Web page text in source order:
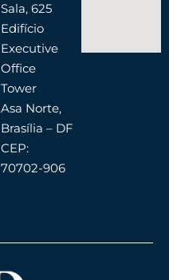
Sala, 625
Edifício
Executive
Office
Tower
Asa Norte,
Brasília – DF
CEP:
70702-906